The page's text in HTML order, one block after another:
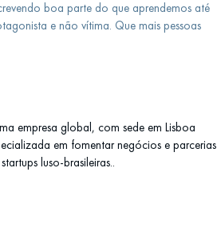
boa parte do que aprendemos até
e não vítima. Que mais pessoas
empresa global, com sede em Lisboa
em fomentar negócios e parcerias
luso-brasileiras..